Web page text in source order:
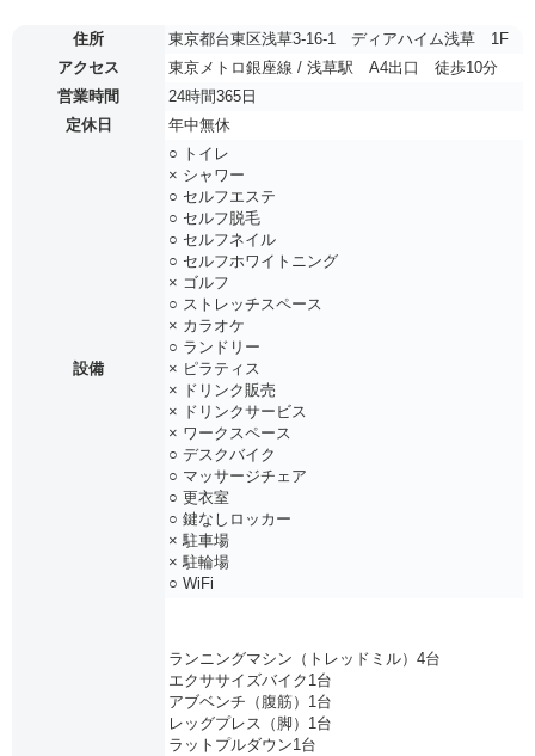
住所
東京都台東区浅草3-16-1 ディアハイム浅草 1F
アクセス
東京メトロ銀座線 / 浅草駅 A4出口 徒歩10分
営業時間
24時間365日
定休日
年中無休
設備
○ トイレ
× シャワー
○ セルフエステ
○ セルフ脱毛
○ セルフネイル
○ セルフホワイトニング
× ゴルフ
○ ストレッチスペース
× カラオケ
○ ランドリー
× ピラティス
× ドリンク販売
× ドリンクサービス
× ワークスペース
○ デスクバイク
○ マッサージチェア
○ 更衣室
○ 鍵なしロッカー
× 駐車場
× 駐輪場
○ WiFi
ランニングマシン（トレッドミル）4台
エクササイズバイク1台
アブベンチ（腹筋）1台
レッグプレス（脚）1台
ラットプルダウン1台